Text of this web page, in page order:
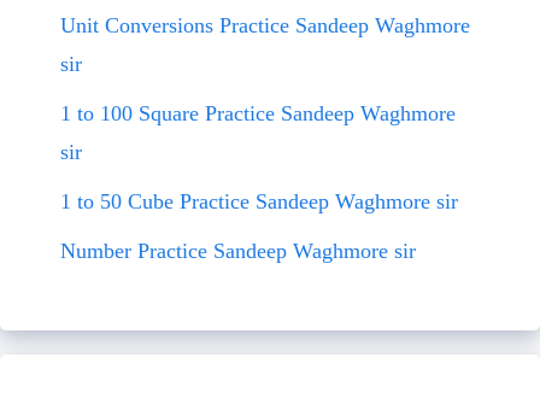
Unit Conversions Practice Sandeep Waghmore
sir
1 to 100 Square Practice Sandeep Waghmore
sir
1 to 50 Cube Practice Sandeep Waghmore sir
Number Practice Sandeep Waghmore sir